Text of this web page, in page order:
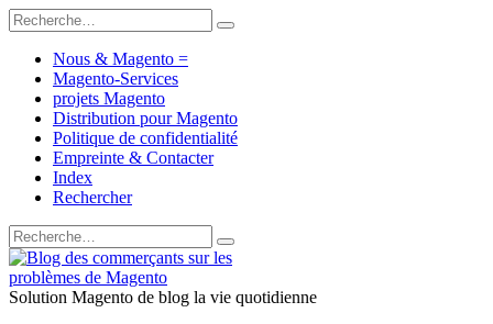
Nous & Magento =
Magento-Services
projets Magento
Distribution pour Magento
Politique de confidentialité
Empreinte & Contacter
Index
Rechercher
Solution Magento de blog la vie quotidienne